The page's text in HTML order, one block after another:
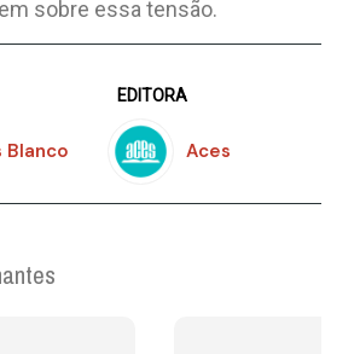
sobre essa tensão.
Blanco
EDITORA
Aces